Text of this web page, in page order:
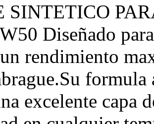
SINTETICO
Diseñado
rendimiento
formula
excelente capa